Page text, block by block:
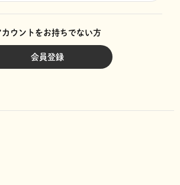
カウントをお持ちでない方
会員登録